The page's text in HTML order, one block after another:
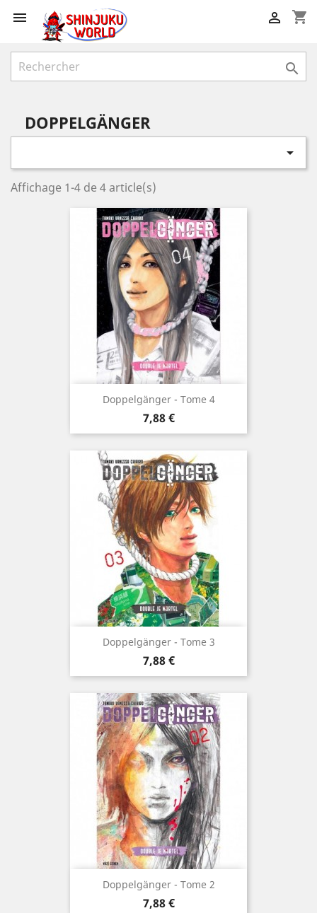
 shopping_cart


DOPPELGÄNGER

Affichage 1-4 de 4 article(s)
Doppelgänger - Tome 4
Prix
7,88 €
Doppelgänger - Tome 3
Prix
7,88 €
Doppelgänger - Tome 2
Prix
7,88 €